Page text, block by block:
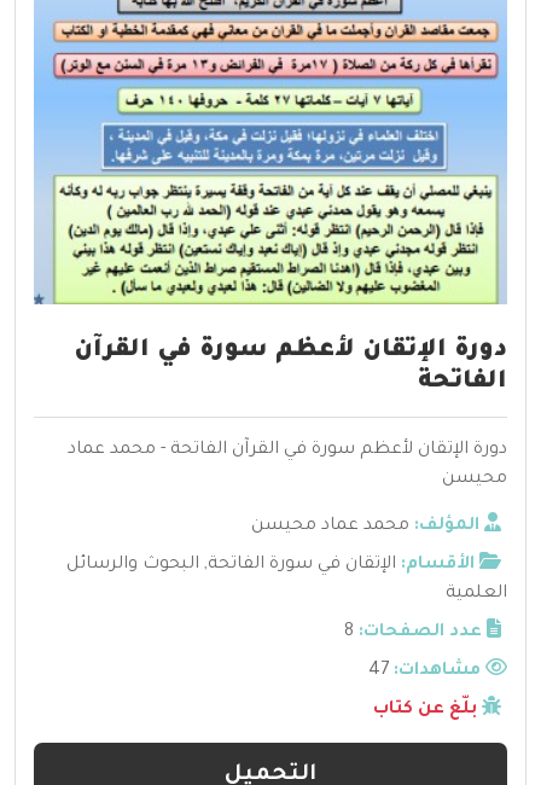
دورة الإتقان لأعظم سورة في القرآن
الفاتحة
دورة الإتقان لأعظم سورة في القرآن الفاتحة - محمد عماد
محيسن
المؤلف: محمد عماد محيسن
الأقسام: الإتقان في سورة الفاتحة, البحوث والرسائل
العلمية
عدد الصفحات: 8
مشاهدات:
بلّغ عن كتاب
التحميل